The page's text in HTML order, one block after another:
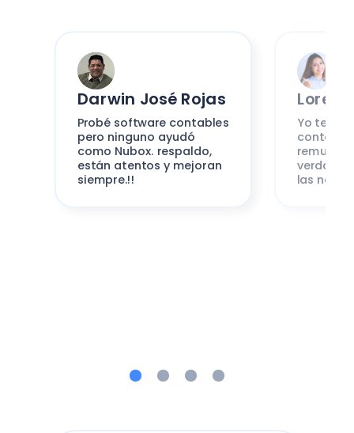
Darwin José Rojas
Probé software contables
pero ninguno ayudó
como Nubox. respaldo,
están atentos y mejoran
siempre.!!
Yo
verdad
las